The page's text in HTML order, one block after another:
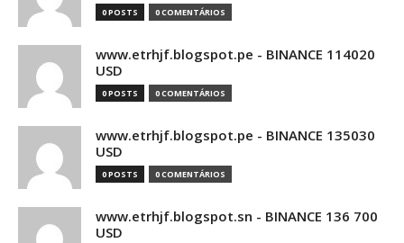
0 POSTS 0 COMENTÁRIOS
www.etrhjf.blogspot.pe - BINANCE 114020
USD
0 POSTS 0 COMENTÁRIOS
www.etrhjf.blogspot.pe - BINANCE 135030
USD
0 POSTS 0 COMENTÁRIOS
www.etrhjf.blogspot.sn - BINANCE 136 700
USD